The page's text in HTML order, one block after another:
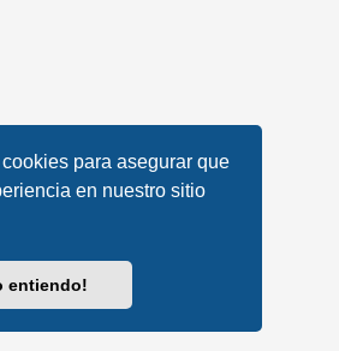
para asegurar que
en nuestro sitio
entiendo!